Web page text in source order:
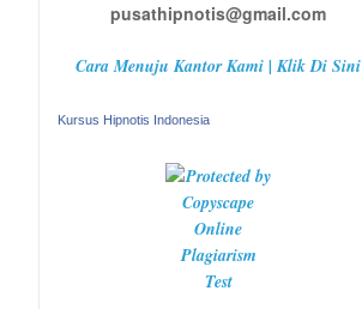
pusathipnotis@gmail.com
Cara Menuju Kantor Kami | Klik Di Sini
Kursus Hipnotis Indonesia